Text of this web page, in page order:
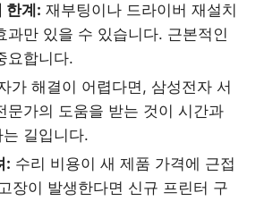
한계: 재부팅이나 드라이버 재설치
과만 있을 수 있습니다. 근본적인
요합니다.
가 해결이 어렵다면, 삼성전자 서
문가의 도움을 받는 것이 시간과
길입니다.
: 수리 비용이 새 제품 가격에 근접
장이 발생한다면 신규 프린터 구